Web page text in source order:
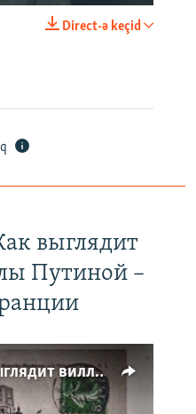
Direct-ə keçid
выглядит
Путиной –
Домик у океана. Как выглядит вилла для Людмилы Путиной – репортаж с юга Франции